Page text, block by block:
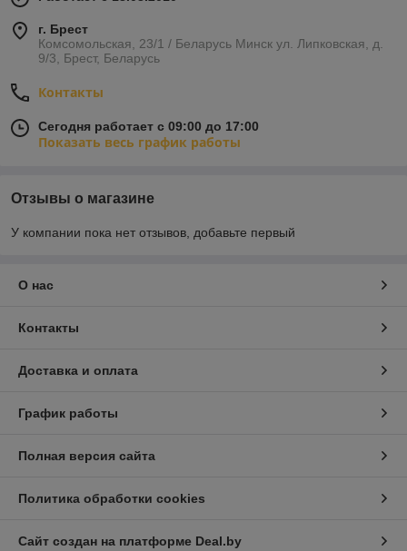
г. Брест
Комсомольская, 23/1 / Беларусь Минск ул. Липковская, д.
9/3, Брест, Беларусь
Контакты
Сегодня работает с 09:00 до 17:00
Показать весь график работы
Отзывы о магазине
У компании пока нет отзывов, добавьте первый
О нас
Контакты
Доставка и оплата
График работы
Полная версия сайта
Политика обработки cookies
Сайт создан на платформе Deal.by